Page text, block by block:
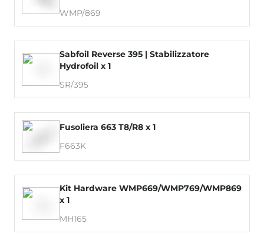
WMP/869
Sabfoil Reverse 395 | Stabilizzatore
Hydrofoil x 1
SR/395
Fusoliera 663 T8/R8 x 1
F663K
Kit Hardware WMP669/WMP769/WMP869
x 1
MH165